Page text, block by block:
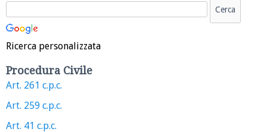
Ricerca personalizzata
Procedura Civile
Art. 261 c.p.c.
Art. 259 c.p.c.
Art. 41 c.p.c.